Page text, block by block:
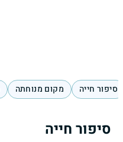
סיפור חייה מקום מנוחתה
סיפור חייה